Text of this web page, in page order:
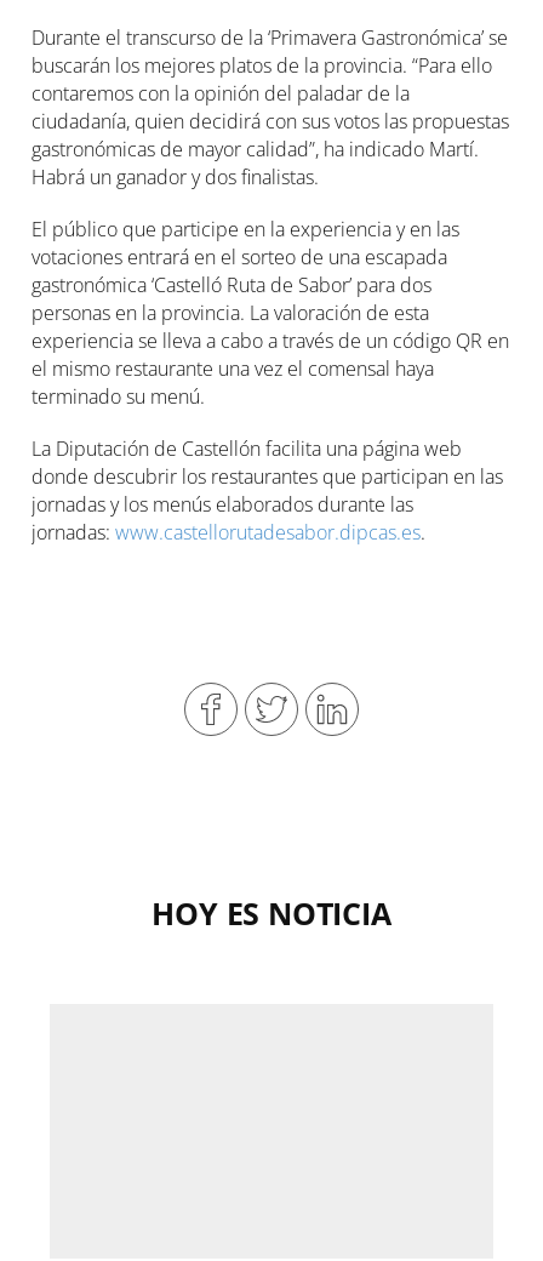
Durante el transcurso de la ‘Primavera Gastronómica’ se
buscarán los mejores platos de la provincia. “Para ello
contaremos con la opinión del paladar de la
ciudadanía, quien decidirá con sus votos las propuestas
gastronómicas de mayor calidad”, ha indicado Martí.
Habrá un ganador y dos finalistas.
El público que participe en la experiencia y en las
votaciones entrará en el sorteo de una escapada
gastronómica ‘Castelló Ruta de Sabor’ para dos
personas en la provincia. La valoración de esta
experiencia se lleva a cabo a través de un código QR en
el mismo restaurante una vez el comensal haya
terminado su menú.
La Diputación de Castellón facilita una página web
donde descubrir los restaurantes que participan en las
jornadas y los menús elaborados durante las
jornadas:www.castellorutadesabor.dipcas.es.
HOY ES NOTICIA